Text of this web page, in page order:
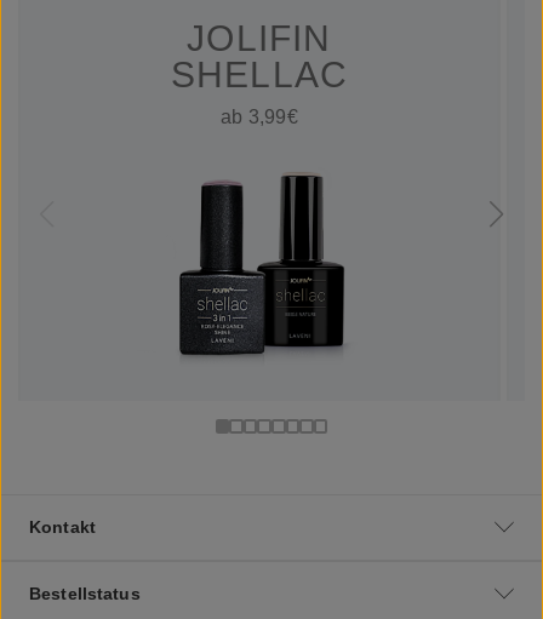
JOLIFIN
SHELLAC
ab 3,99€
Kontakt
Bestellstatus